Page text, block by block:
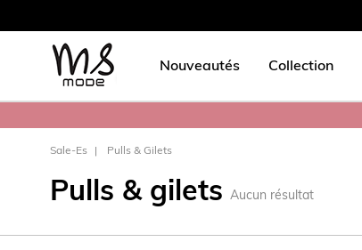
Nouveautés Collection
Sale-Es Pulls & Gilets
Pulls & gilets Aucun résultat